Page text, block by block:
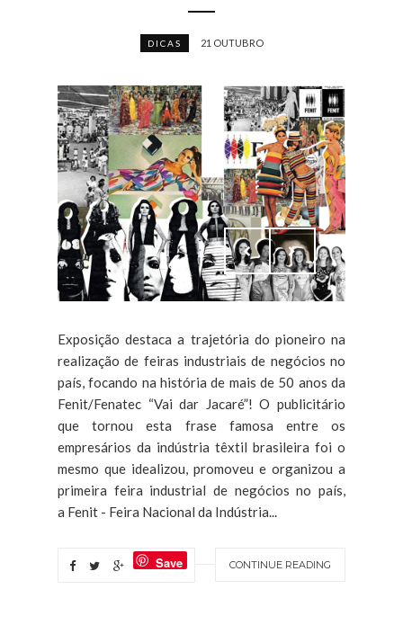
DICAS 21 OUTUBRO
Exposição destaca a trajetória do pioneiro na
realização de feiras industriais de negócios no
país, focando na história de mais de 50 anos da
Fenit/Fenatec “Vai dar Jacaré”! O publicitário
que tornou esta frase famosa entre os
empresários da indústria têxtil brasileira foi o
mesmo que idealizou, promoveu e organizou a
primeira feira industrial de negócios no país,
a Fenit - Feira Nacional da Indústria...
CONTINUE READING
Save